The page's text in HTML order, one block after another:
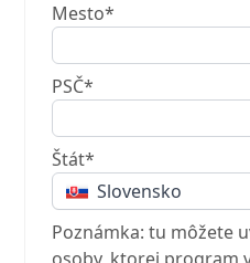
Mesto*
PSČ*
Štát*
Slovensko
Poznámka: tu môžete